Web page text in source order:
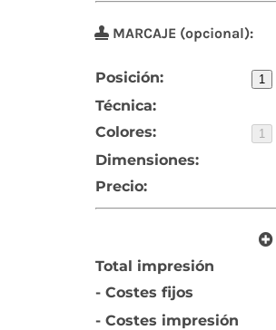
MARCAJE (opcional):
Posición: 1
Técnica:
Colores:
1
Dimensiones:
Precio:
Total impresión
- Costes fijos
- Costes impresión